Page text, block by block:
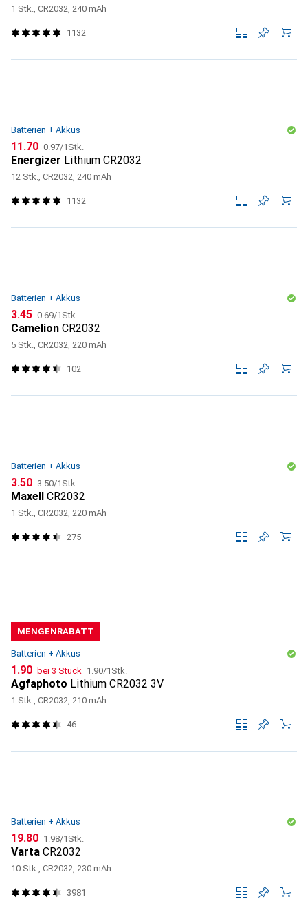
1 Stk., CR2032, 240 mAh
1132
Batterien + Akkus
CHF
11.70 CHF
0.97/1Stk.
Energizer Lithium CR2032
12 Stk., CR2032, 240 mAh
1132
Batterien + Akkus
CHF
3.45 CHF
0.69/1Stk.
Camelion CR2032
5 Stk., CR2032, 220 mAh
102
Batterien + Akkus
CHF
3.50 CHF
3.50/1Stk.
Maxell CR2032
1 Stk., CR2032, 220 mAh
275
MENGENRABATT
Batterien + Akkus
CHF
1.90 bei 3 Stück CHF
1.90/1Stk.
Agfaphoto Lithium CR2032 3V
1 Stk., CR2032, 210 mAh
46
Batterien + Akkus
CHF
19.80 CHF
1.98/1Stk.
Varta CR2032
10 Stk., CR2032, 230 mAh
3981